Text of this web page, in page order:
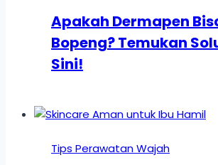
Apakah Dermapen
Bopeng? Temukan
Sini!
Tips Perawatan Wajah